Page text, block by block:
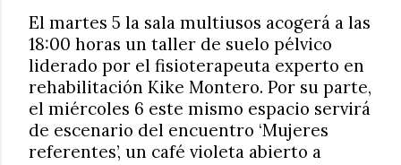
El martes 5 la sala multiusos acogerá a las
18:00 horas un taller de suelo pélvico
liderado por el fisioterapeuta experto en
rehabilitación Kike Montero. Por su parte,
el miércoles 6 este mismo espacio servirá
de escenario del encuentro ‘Mujeres
referentes’, un café violeta abierto a